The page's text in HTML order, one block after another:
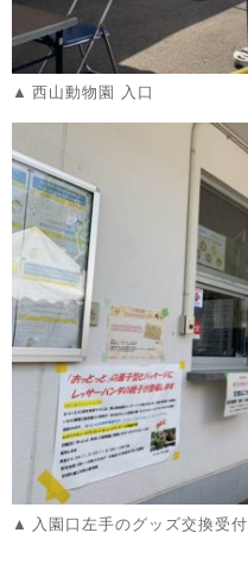
西山動物園 入口
入園口左手のグッズ交換受付